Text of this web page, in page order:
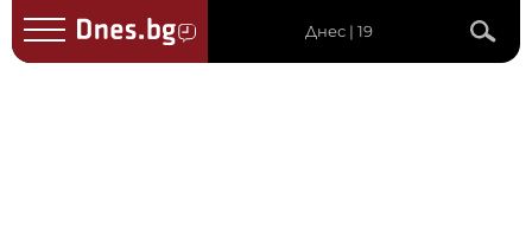
Днес | 19